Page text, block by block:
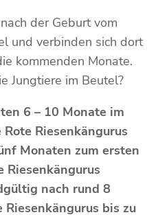
der Geburt vom
und verbinden sich dort
kommenden Monate.
Jungtiere im Beutel?
6 – 10 Monate im
Riesenkängurus
Monaten zum ersten
Riesenkängurus
nach rund 8
Riesenkängurus bis zu